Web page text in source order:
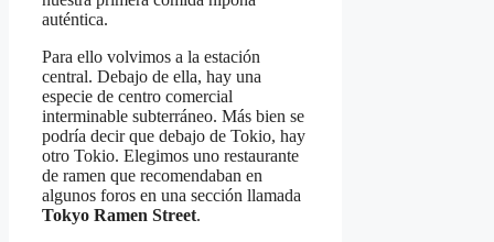
auténtica.
Para ello volvimos a la estación
central. Debajo de ella, hay una
especie de centro comercial
interminable subterráneo. Más bien se
podría decir que debajo de Tokio, hay
otro Tokio. Elegimos uno restaurante
de ramen que recomendaban en
algunos foros en una sección llamada
Tokyo Ramen Street.